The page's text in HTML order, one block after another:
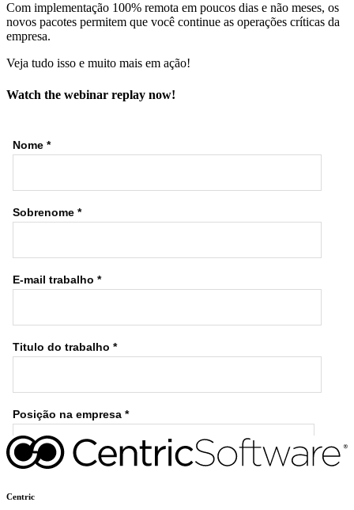
Com implementação 100% remota em poucos dias e não meses, os
novos pacotes permitem que você continue as operações críticas da
empresa.
Veja tudo isso e muito mais em ação!
Watch the webinar replay now!
Centric